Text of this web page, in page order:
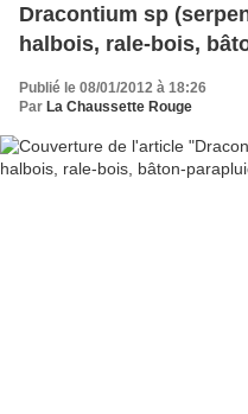
Dracontium sp
halbois, rale-bois,
Publié le 08/01/2012 à 18:26
Par La Chaussette Rouge